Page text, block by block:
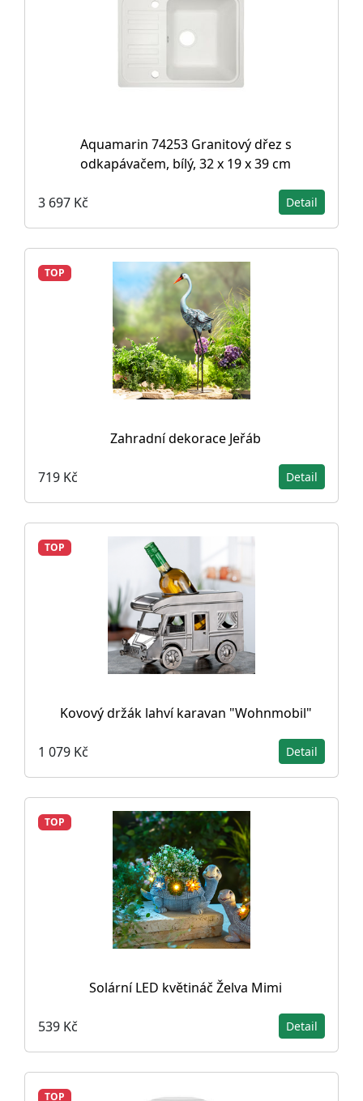
Aquamarin 74253 Granitový dřez s
odkapávačem, bílý, 32 x 19 x 39 cm
3 697 Kč Detail
TOP
Zahradní dekorace Jeřáb
719 Kč Detail
TOP
Kovový držák lahví karavan "Wohnmobil"
1 079 Kč Detail
TOP
Solární LED květináč Želva Mimi
539 Kč Detail
TOP